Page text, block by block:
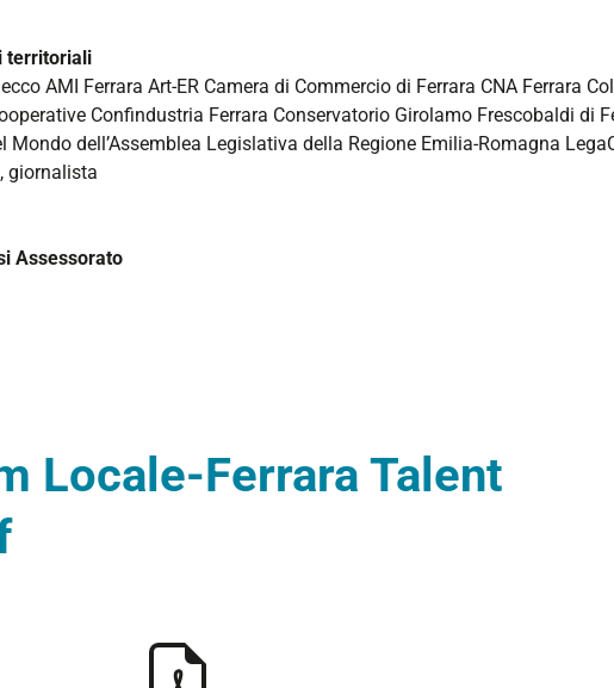
territoriali
AMI Ferrara Art-ER Camera di Commercio di Ferrara CNA Ferrara
Confindustria Ferrara Conservatorio Girolamo Frescobaldi di
dell’Assemblea Legislativa della Regione Emilia-Romagna
giornalista
Assessorato
Locale-Ferrara Talent